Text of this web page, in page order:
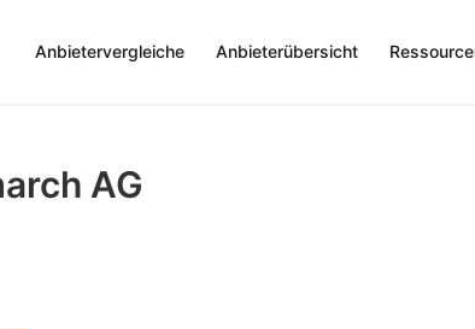
Anbietervergleiche Anbieterübersicht
AG